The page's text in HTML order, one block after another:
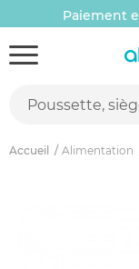
Paiement
Accueil Alimentation